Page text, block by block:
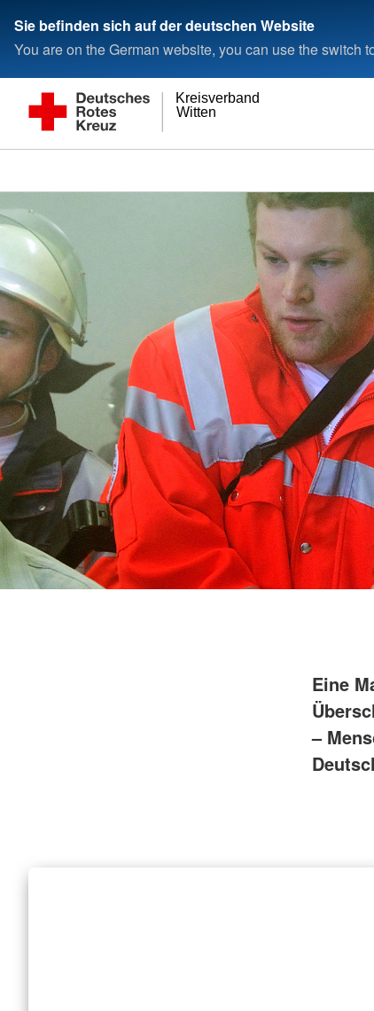
Sie befinden sich auf der deutschen Website
You are on the German website, you can use the switch
Witten
Kreisverband
Eine
–